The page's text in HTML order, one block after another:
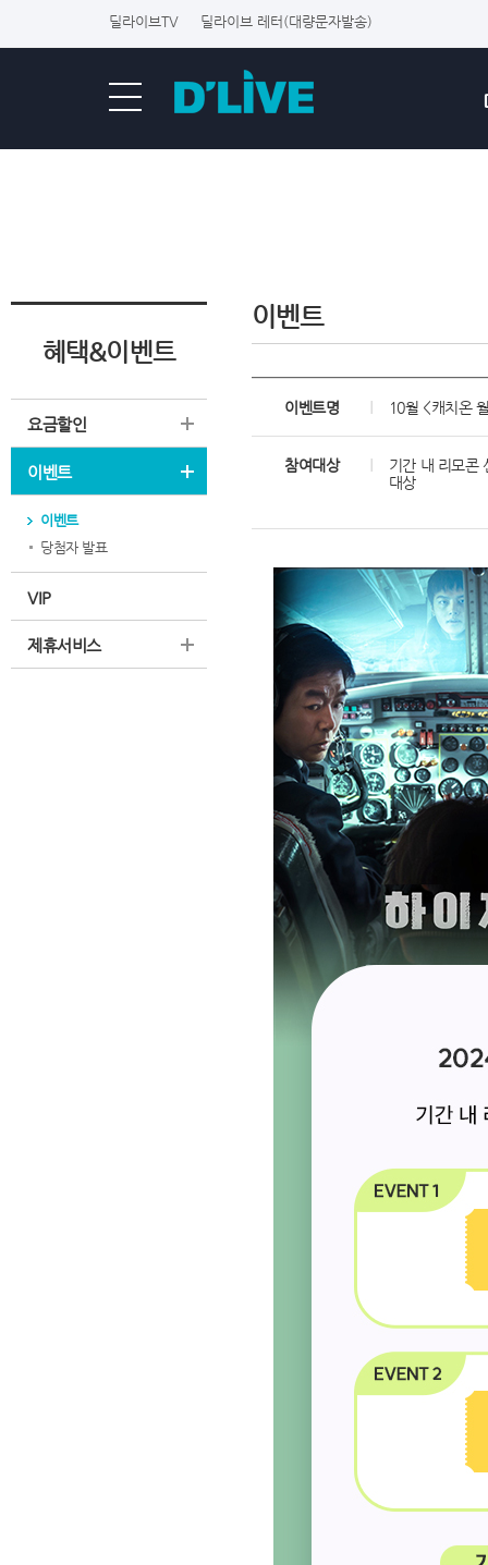
딜라이브TV 딜라이브 레터(대량문자발송)
혜택&이벤트
요금할인
이벤트
이벤트
당첨자 발표
VIP
제휴서비스
이벤트
이벤트명 10월 <캐치온
참여대상
기간 내 리모콘
대상